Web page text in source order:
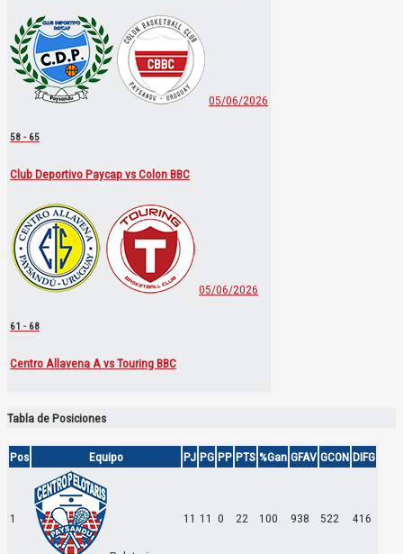
05/06/2026
58 - 65
Club Deportivo Paycap vs Colon BBC
05/06/2026
61 - 68
Centro Allavena A vs Touring BBC
Tabla de Posiciones
Pos Equipo PJ PG PP PTS %Gan GFAV GCON DIFG
1 11 11 0 22 100 938 522 416